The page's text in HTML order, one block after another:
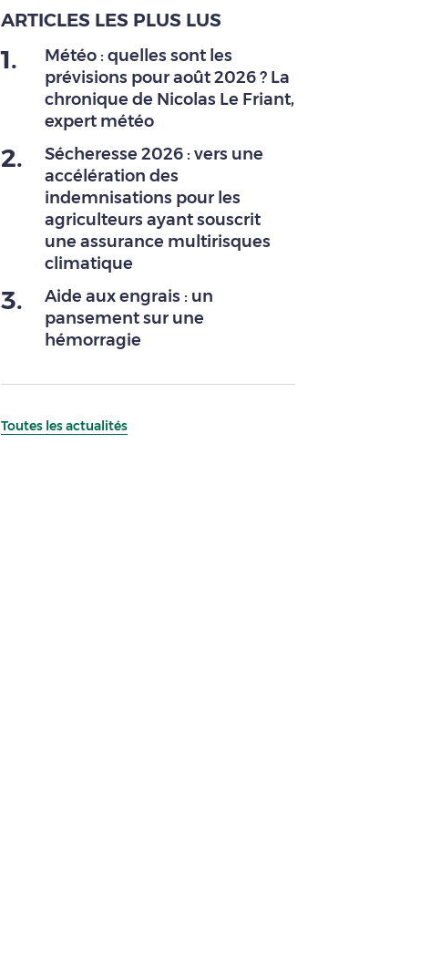
ARTICLES LES PLUS LUS
1.
Météo : quelles sont les
prévisions pour août 2026 ? La
chronique de Nicolas Le Friant,
expert météo
2.
Sécheresse 2026 : vers une
accélération des
indemnisations pour les
agriculteurs ayant souscrit
une assurance multirisques
climatique
3.
Aide aux engrais : un
pansement sur une
hémorragie
Toutes les actualités